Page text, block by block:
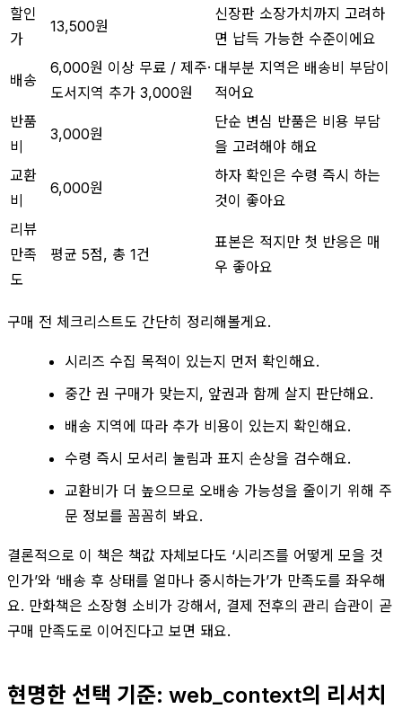
할인
가
13,500원
신장판 소장가치까지 고려하
면 납득 가능한 수준이에요
배송
6,000원 이상 무료 / 제주·
도서지역 추가 3,000원
대부분 지역은 배송비 부담이
적어요
반품
비
3,000원
단순 변심 반품은 비용 부담
을 고려해야 해요
교환
비
6,000원
하자 확인은 수령 즉시 하는
것이 좋아요
리뷰
만족
도
평균 5점, 총 1건
표본은 적지만 첫 반응은 매
우 좋아요
구매 전 체크리스트도 간단히 정리해볼게요.
시리즈 수집 목적이 있는지 먼저 확인해요.
중간 권 구매가 맞는지, 앞권과 함께 살지 판단해요.
배송 지역에 따라 추가 비용이 있는지 확인해요.
수령 즉시 모서리 눌림과 표지 손상을 검수해요.
교환비가 더 높으므로 오배송 가능성을 줄이기 위해 주
문 정보를 꼼꼼히 봐요.
결론적으로 이 책은 책값 자체보다도 ‘시리즈를 어떻게 모을 것
인가’와 ‘배송 후 상태를 얼마나 중시하는가’가 만족도를 좌우해
요. 만화책은 소장형 소비가 강해서, 결제 전후의 관리 습관이 곧
구매 만족도로 이어진다고 보면 돼요.
현명한 선택 기준: web_context의 리서치